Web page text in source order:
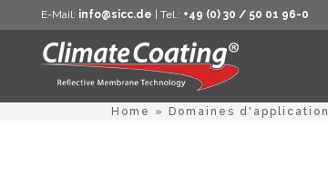
E-Mail: info@sicc.de | Tel.: +49 (0) 30 / 50 01 96-0
Home » Domaines d'application